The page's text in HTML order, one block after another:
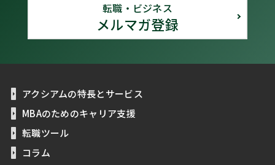
転職・ビジネス
メルマガ登録
アクシアムの特長とサービス
MBAのためのキャリア支援
転職ツール
コラム